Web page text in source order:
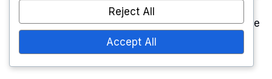
że masz gotowy ważny kod, ponieważ będziesz
musiał go wprowadzić na stronie. Postępuj zgodnie
z tymi krokami, aby zapewnić płynny proces
realizacji:
Reject All
Accept All